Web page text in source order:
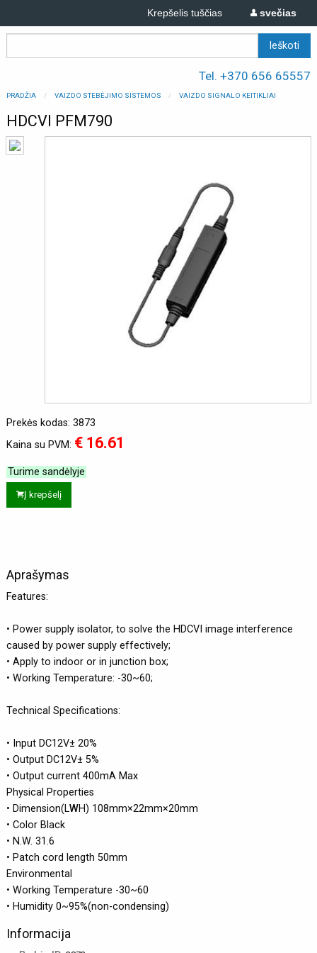
svečias
Krepšelis tuščias
Tel. +370 656 65557
PRADŽIA VAIZDO STEBĖJIMO SISTEMOS VAIZDO SIGNALO KEITIKLIAI
HDCVI PFM790
Prekės kodas: 3873
Kaina su PVM: € 16.61
Turime sandėlyje
Į krepšelį
Aprašymas
Features:
• Power supply isolator, to solve the HDCVI image interference
caused by power supply effectively;
• Apply to indoor or in junction box;
• Working Temperature: -30~60;
Technical Specifications:
• Input DC12V± 20%
• Output DC12V± 5%
• Output current 400mA Max
Physical Properties
• Dimension(LWH) 108mm×22mm×20mm
• Color Black
• N.W. 31.6
• Patch cord length 50mm
Environmental
• Working Temperature -30~60
• Humidity 0~95%(non-condensing)
Informacija